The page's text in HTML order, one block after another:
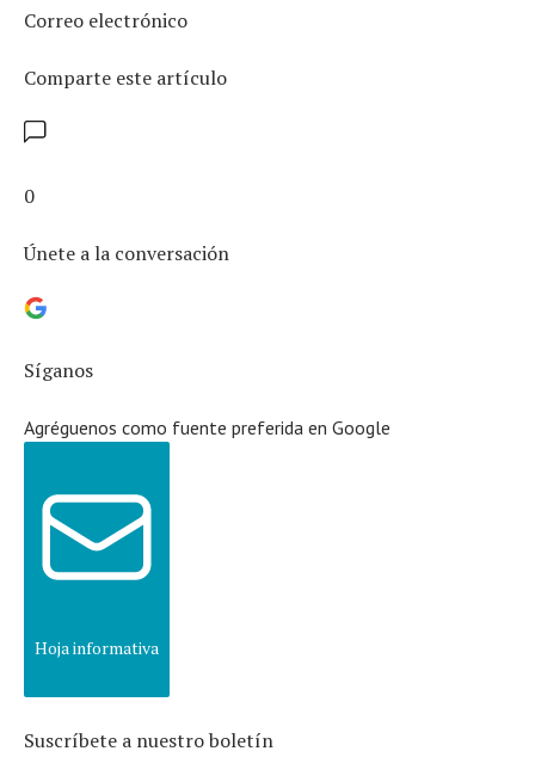
Correo electrónico
Comparte este artículo
0
Únete a la conversación
Síganos
Agréguenos como fuente preferida en Google
Hoja informativa
Suscríbete a nuestro boletín